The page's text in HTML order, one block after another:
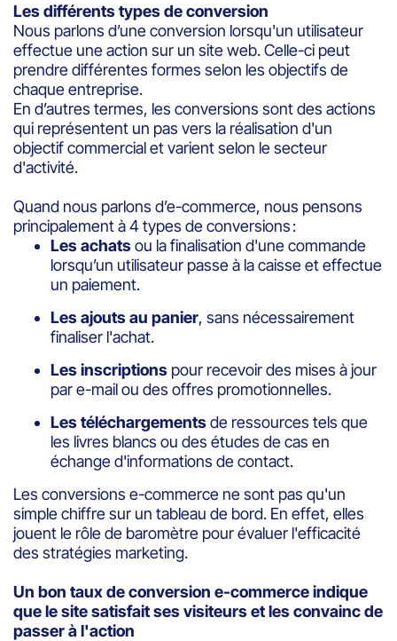
Les différents types de conversion
Nous parlons d’une conversion lorsqu'un utilisateur
effectue une action sur un site web. Celle-ci peut
prendre différentes formes selon les objectifs de
chaque entreprise.
En d’autres termes, les conversions sont des actions
qui représentent un pas vers la réalisation d'un
objectif commercial et varient selon le secteur
d'activité.
Quand nous parlons d’e-commerce, nous pensons
principalement à 4 types de conversions :
Les achatsou la finalisation d'une commande
lorsqu’un utilisateur passe à la caisse et effectue
un paiement.
Les ajouts au panier, sans nécessairement
finaliser l'achat.
Les inscriptions pour recevoir des mises à jour
par e-mail ou des offres promotionnelles.
Les téléchargementsde ressources tels que
les livres blancs ou des études de cas en
échange d'informations de contact.
Les conversions e-commerce ne sont pas qu'un
simple chiffre sur un tableau de bord. En effet, elles
jouent le rôle de baromètre pour évaluer l'efficacité
des stratégies marketing.
Un bon taux de conversion e-commerce indique
que le site satisfait ses visiteurs et les convainc de
passer à l'action